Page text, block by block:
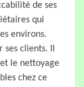
de ses
qui
environs.
clients. Il
le nettoyage
chez ce